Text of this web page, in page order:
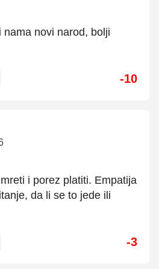
nama novi narod, bolji
-10
i porez platiti. Empatija
da li se to jede ili
-3